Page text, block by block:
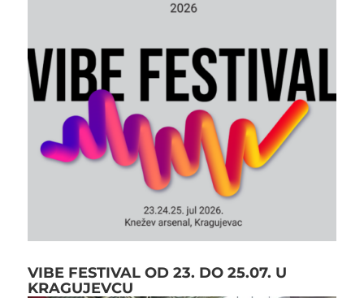
VIBE FESTIVAL OD 23. DO 25.07. U
KRAGUJEVCU